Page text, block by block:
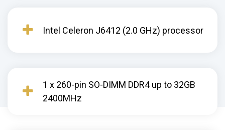
Intel Celeron J6412 (2.0 GHz) processor
1 x 260-pin SO-DIMM DDR4 up to 32GB
2400MHz